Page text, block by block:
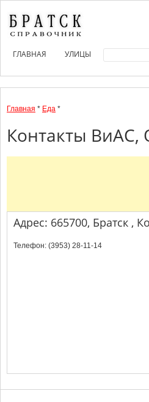
ГЛАВНАЯ УЛИЦЫ
Главная * Еда *
Контакты ВиАС,
Адрес: 665700, Братск ,
Телефон: (3953) 28-11-14